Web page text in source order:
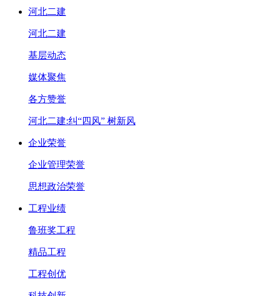
河北二建
河北二建
基层动态
媒体聚焦
各方赞誉
河北二建:纠“四风” 树新风
企业荣誉
企业管理荣誉
思想政治荣誉
工程业绩
鲁班奖工程
精品工程
工程创优